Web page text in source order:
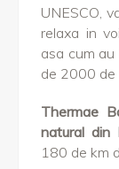
UNESCO,
relaxa in
asa cum
de 2000 de
Thermae
natural din
180 de km